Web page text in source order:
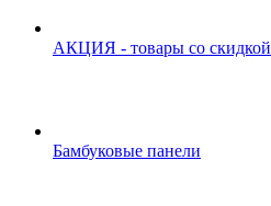
АКЦИЯ - товары со скидкой
Бамбуковые панели